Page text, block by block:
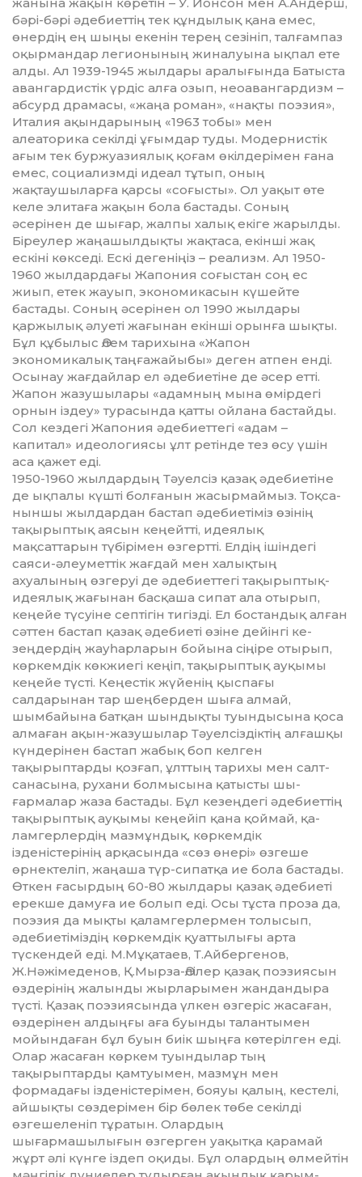
жанына жа­қын көретін – У. Йонсон мен А.Ан­дерш,
бәрі-бәрі әдебиеттің тек құн­дылық қана емес,
өнердің ең шыңы екенін терең сезініп, тал­ғампаз
оқырман­дар легионының жиналуына ықпал ете
алды. Ал 1939-1945 жылдары аралығында Батыста
авангардистік үрдіс алға озып, неоавангардизм –
абсурд дра­масы, «жаңа роман», «нақты поэзия»,
Италия ақын­дарының «1963 тобы» мен
алеаторика секілді ұғым­дар туды. Модер­нистік
ағым тек буржуазиялық қоғам өкіл­де­рімен ғана
емес, социализмді идеал тұтып, оның
жақтаушыларға қарсы «соғысты». Ол уақыт өте
келе элитаға жақын бола бастады. Со­ның
әсерінен де шығар, жалпы ха­лық екіге жарылды.
Біреулер жаңа­шылдықты жақтаса, екінші жақ
ескіні көкседі. Ескі дегеніңіз – реализм. Ал 1950-
1960 жыл­дар­дағы Жапония соғыстан соң ес
жиып, етек жауып, экономикасын күшейте
бастады. Соның әсерінен ол 1990 жылдары
қаржылық әлуеті жағынан екінші орынға шықты.
Бұл құбылыс Әлем тарихына «Жапон
экономикалық таңғажайыбы» деген атпен енді.
Осынау жағдайлар ел әдебиетіне де әсер етті.
Жапон жазушылары «адамның мына өмір­дегі
орнын іздеу» турасында қат­ты ойлана бастайды.
Сол кездегі Жапония әдебиеттегі «адам –
капитал» идеологиясы ұлт ретінде тез өсу үшін
аса қажет еді.
1950-1960 жылдардың Тәуелсіз қазақ әдебиетіне
де ықпалы күшті бол­ғанын жасырмаймыз. Тоқ­са­
ны­ншы жылдардан бастап әде­бие­тіміз өзінің
тақырыптық аясын кеңейтті, идеялық
мақсаттарын тү­бірімен өзгертті. Елдің ішіндегі
саяси-әлеуметтік жағдай мен ха­лықтың
ахуалының өзгеруі де әдебиеттегі тақырыптық-
идеялық жағынан басқаша сипат ала отырып,
кеңейе түсуіне септігін тигізді. Ел бостандық алған
сәттен бастап қазақ әдебиеті өзіне дейінгі ке­
зеңдердің жауһарларын бойына сіңіре отырып,
көркемдік көкжиегі кеңіп, тақырыптық ауқымы
кеңейе түсті. Кеңестік жүйенің қыспағы
салдарынан тар шеңберден шыға ал­май,
шымбайына батқан шын­дықты туындысына қоса
алмаған ақын-жазушылар Тәуелсіздіктің алғашқы
күндерінен бастап жабық боп келген
тақырыптарды қозғап, ұлттың тарихы мен салт-
санасына, рухани болмысына қатысты шы­
ғармалар жаза бастады. Бұл ке­зеңдегі әдебиеттің
тақырыптық ау­қымы кеңейіп қана қоймай, қа­
ламгерлердің мазмұндық, көркем­дік
ізденістерінің арқасында «сөз өнері» өзгеше
өрнектеліп, жаңаша түр-сипатқа ие бола бастады.
Өткен ғасырдың 60-80 жылдары қа­зақ әдебиеті
ерекше дамуға ие бо­лып еді. Осы тұста проза да,
поэ­зия да мықты қаламгерлермен толысып,
әдебиетіміздің көркемдік қуат­тылығы арта
түскендей еді. М.Мұқатаев, Т.Айбергенов,
Ж.Нәжімеденов, Қ.Мырза-Әлілер қазақ поэзиясын
өздерінің жалынды жырларымен жандандыра
түсті. Қазақ поэзиясында үлкен өзгеріс жасаған,
өздерінен алдыңғы аға буынды талантымен
мойындаған бұл буын биік шыңға көтерілген еді.
Олар жасаған көркем туындылар тың
тақырыптарды қамтуымен, мазмұн мен
формадағы ізденіс­терімен, бояуы қалың, кестелі,
айшықты сөздерімен бір бөлек төбе секілді
өзгешеленіп тұратын. Олар­дың
шығармашылығын өзгерген уақытқа қарамай
жұрт әлі күнге іздеп оқиды. Бұл олардың өлмейтін